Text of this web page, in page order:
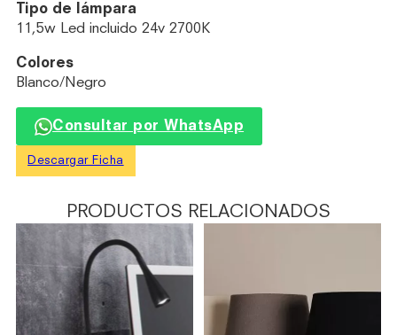
Tipo de lámpara
11,5w Led incluido 24v 2700K
Colores
Blanco/Negro
Consultar por WhatsApp
Descargar Ficha
PRODUCTOS RELACIONADOS